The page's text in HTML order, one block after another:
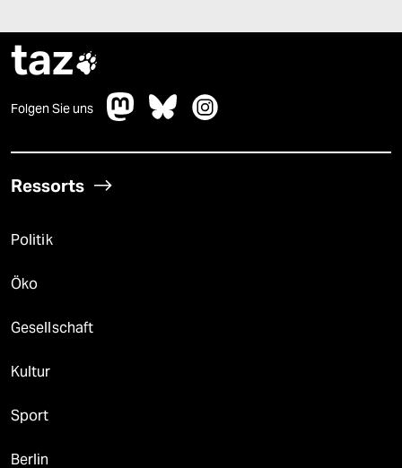
taz
Folgen Sie uns
Ressorts
Politik
Öko
Gesellschaft
Kultur
Sport
Berlin